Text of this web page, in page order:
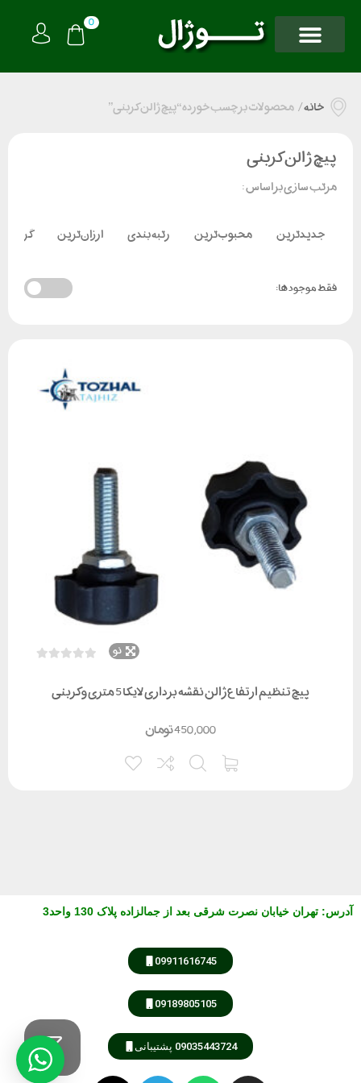
0
خانه/ محصولات برچسب خورده “پیچ ژالن کربنی”
پیچ ژالن کربنی
مرتب سازی بر اساس :
جدیدترین محبوب‌ترین رتبه بندی ارزان‌ترین
فقط موجود ها:
نو
پیچ تنظیم ارتفاع ژالن نقشه برداری لایکا 5 متری و کربنی
تومان450,000
آدرس: تهران خیابان نصرت شرقی بعد از جمالزاده پلاک 130 واحد3
09911616745
09189805105
09035443724 پشتیبانی